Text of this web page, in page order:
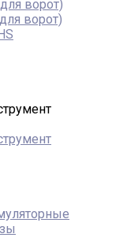
ворот)
ворот)